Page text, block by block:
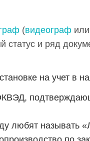
(видеограф
статус и ряд
на учет в
любят называть